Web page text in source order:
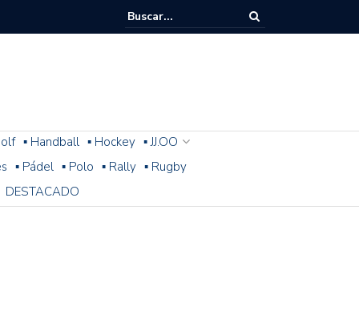
▪ Handball ▪ Hockey ▪ JJ.OO
▪ Pádel ▪ Polo ▪ Rally ▪ Rugby
DESTACADO